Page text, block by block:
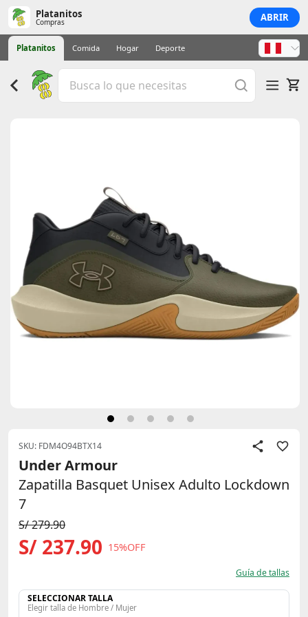
Platanitos
Compras ABRIR
Platanitos Comida Hogar Deporte
SKU: FDM4O94BTX14
Under Armour
Zapatilla Basquet Unisex Adulto Lockdown
7
S/ 279.90
S/ 237.90 15%OFF
Guía de tallas
SELECCIONAR TALLA
Elegir talla de Hombre / Mujer